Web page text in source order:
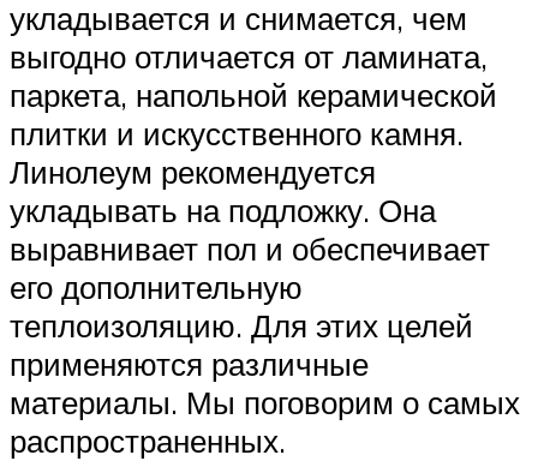
укладывается и снимается, чем
выгодно отличается от ламината,
паркета, напольной керамической
плитки и искусственного камня.
Линолеум рекомендуется
укладывать на подложку. Она
выравнивает пол и обеспечивает
его дополнительную
теплоизоляцию. Для этих целей
применяются различные
материалы. Мы поговорим о самых
распространенных.